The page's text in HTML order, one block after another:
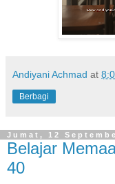
Andiyani Achmad at
Berbagi
Jumat, 12
Belajar
40